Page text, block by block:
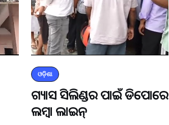
ଓଡ଼ିଶା
ଗ୍ୟାସ ସିଲିଣ୍ଡର ପାଇଁ ଡିପୋରେ
ଲମ୍ବା ଲାଇନ୍